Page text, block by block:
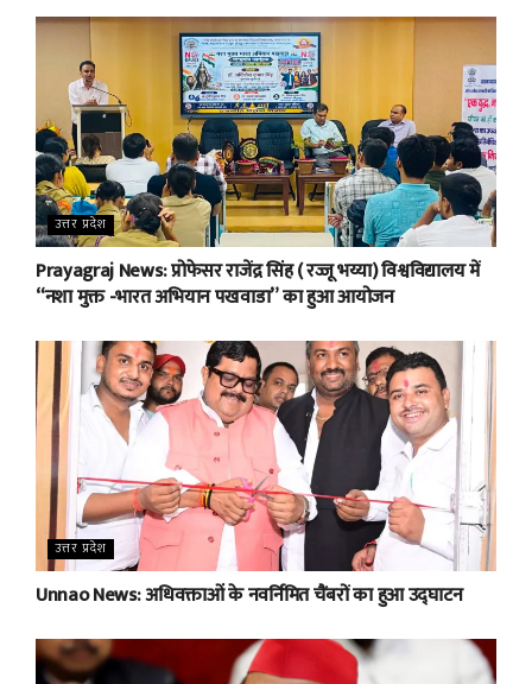
उत्तर प्रदेश
Prayagraj News: प्रोफेसर राजेंद्र सिंह ( रज्जू भय्या) विश्वविद्यालय में
“नशा मुक्त -भारत अभियान पखवाडा” का हुआ आयोजन
उत्तर प्रदेश
Unnao News: अधिवक्ताओं के नवर्निमित चैंबरों का हुआ उद्घाटन